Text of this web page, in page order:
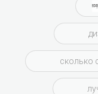
сколько